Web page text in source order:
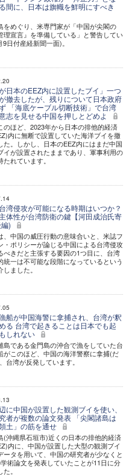
間に、日本は旗幟を鮮明にすべき
をめぐり、米専門家が「中国が尖閣の
理宣言』を準備している」と警告してい
9日付産経新聞一面)。
が日本のEEZ内に設置したブイ」一つ
撤去したが、残りについて日本政府
「海底ケーブル切断技術」で台湾
志を見せる中国を押しとどめよ
のほど、2023年から日本の排他的経済
内に無断で設置していた海洋ブイを撤
た。しかし、日本のEEZ内にはまだ中国
イが設置されたままであり、軍事利用の
れています。
湾侵攻が可能になる時期はいつか？
体性が台湾防衛の鍵【河田成治氏寄
)
、中国の威圧行動の意味合いと、米誌フ
・ポリシーが論じる中国による台湾侵攻
べきだと主張する要因の1つ目に、台湾
統一は不可能な段階になっているという
ました。
船が中国海警に拿捕され、台湾が釈
る 台湾で起きることは日本でも起
しれない
島である金門島の沖合で漁をしていた台
がこのほど、中国の海洋警察に拿捕(だ
台湾が反発しています。
に中国が設置した観測ブイを使い、
者が複数の論文発表 「尖閣諸島は
土」の筋を通せ
(沖縄県石垣市)近くの日本の排他的経済
内に、中国が設置した大型の観測ブイ
ータを用いて、中国の研究者が少なくと
術論文を発表していたことが11日に分
。